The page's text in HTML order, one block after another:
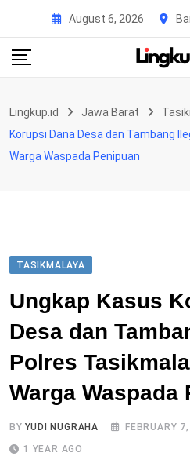
content
August 6, 2026
Lingkup.id Jawa Barat
Korupsi Dana Desa dan Tambang
Warga Waspada Penipuan
TASIKMALAYA
Ungkap Kasus
Desa dan
Polres
Warga Waspada
BYYUDI NUGRAHA FEBRUARY
1 YEAR AGO